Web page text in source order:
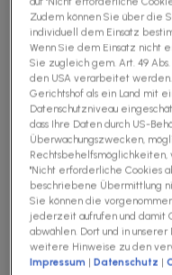
Daten:
Zum einen verarbeiten
Vor- und Nachnamen
Unternehmensnamen.
Kontaktdaten,
Adresse und ggf. Ihre
diese über Formulare
mitteilen.
Im Rahmen der
außerdem Nutzungs-
Zudem können Sie über die
individuell dem Einsatz
Wenn Sie dem Einsatz nicht
Sie zugleich gem. Art. 49 Abs.
den USA verarbeitet
Gerichtshof als ein Land mit
Datenschutzniveau
dass Ihre Daten durch US-
Überwachungszwecken,
"Nicht erforderliche Cookies
beschriebene Übermittlung
Sie können die
jederzeit aufrufen und damit
abwählen. Dort und in
weitere Hinweise zu den
Impressum |Datenschutz |